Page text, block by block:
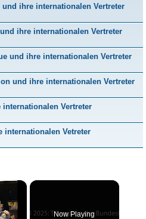
ihre internationalen Vertreter
ihre internationalen Vertreter
und ihre internationalen Vertreter
und ihre internationalen Vertreter
Vertreter
internationalen Vetreter
×
Now Playing